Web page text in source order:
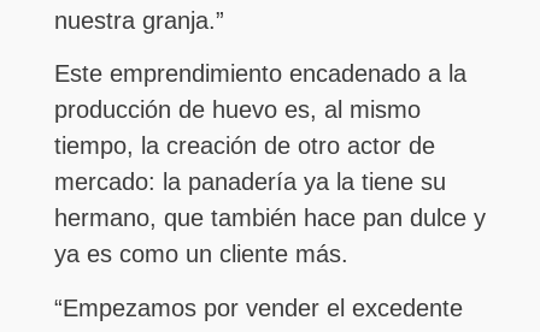
nuestra granja.”
Este emprendimiento encadenado a la
producción de huevo es, al mismo
tiempo, la creación de otro actor de
mercado: la panadería ya la tiene su
hermano, que también hace pan dulce y
ya es como un cliente más.
“Empezamos por vender el excedente